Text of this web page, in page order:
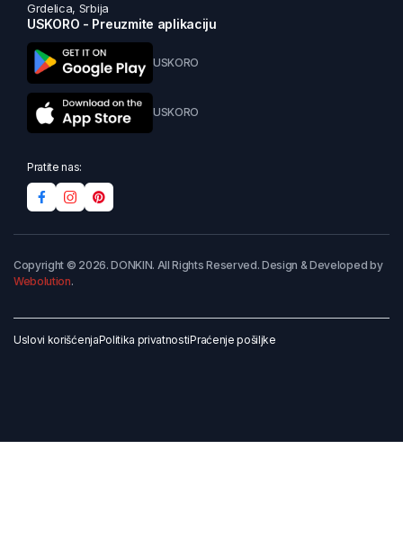
Grdelica, Srbija
USKORO - Preuzmite aplikaciju
USKORO
USKORO
Pratite nas:
Copyright © 2026. DONKIN. All Rights Reserved. Design & Developed by
Webolution.
Uslovi korišćenjaPolitika privatnostiPraćenje pošiljke